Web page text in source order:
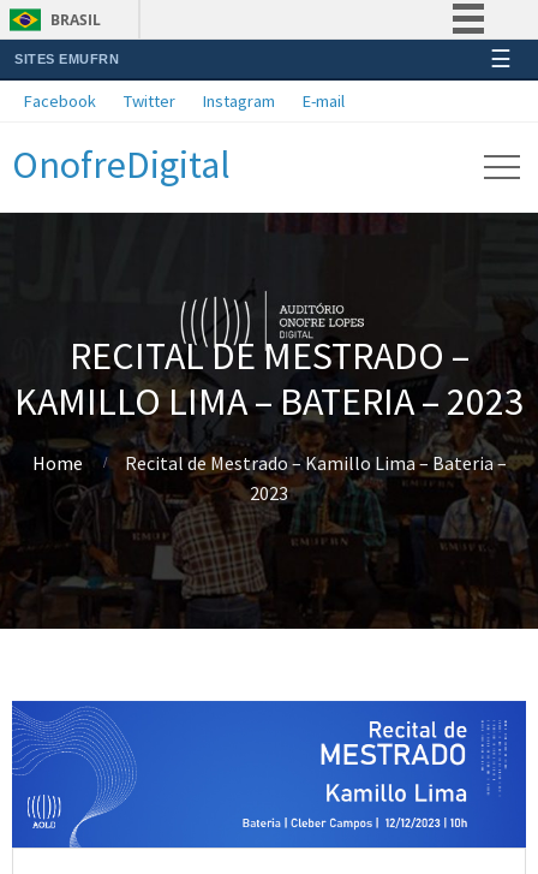
BRASIL
Simplifique!
Acesso à informação
SITES EMUFRN ☰
Facebook Twitter Instagram E-mail
OnofreDigital
RECITAL DE MESTRADO –
KAMILLO LIMA – BATERIA – 2023
Home
Recital de Mestrado – Kamillo Lima – Bateria –
2023